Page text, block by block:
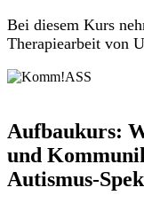
Bei diesem Kurs
Therapiearbeit von
Aufbaukurs:
und
Autismus-